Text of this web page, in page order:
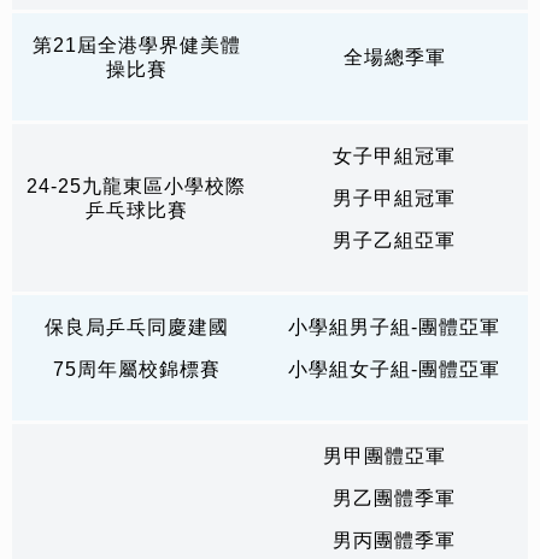
第21屆全港學界健美體
操比賽
全場總季軍
24-25九龍東區小學校際
乒乓球比賽
女子甲組冠軍
男子甲組冠軍
男子乙組亞軍
保良局乒乓同慶建國
75周年屬校錦標賽
小學組男子組-團體亞軍
小學組女子組-團體亞軍
男甲團體亞軍
男乙團體季軍
男丙團體季軍